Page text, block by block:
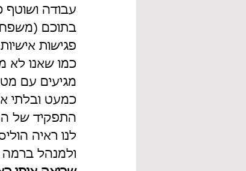
עבודה ושוטף
בתוכם
פגישות
כמו שאנו לא
מגיעים עם
כמעט ובלתי
התפקיד של
לנו ראיה
ולמנהל ברמה